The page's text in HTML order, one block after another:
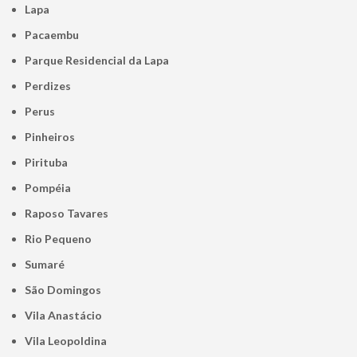
Lapa
Pacaembu
Parque Residencial da Lapa
Perdizes
Perus
Pinheiros
Pirituba
Pompéia
Raposo Tavares
Rio Pequeno
Sumaré
São Domingos
Vila Anastácio
Vila Leopoldina